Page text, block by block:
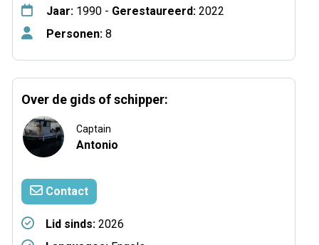
Jaar: 1990 - Gerestaureerd: 2022
Personen: 8
Over de gids of schipper:
Captain
Antonio
Contact
Lid sinds: 2026